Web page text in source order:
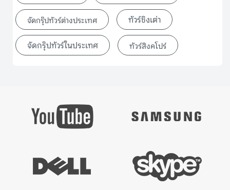
จัดกรุ๊ปทัวร์ต่างประเทศ ทัวร์ชิงเต่า
จัดกรุ๊ปทัวร์ในประเทศ ทัวร์สิงคโปร์